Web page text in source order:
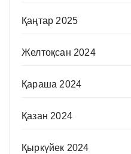
Қаңтар 2025
Желтоқсан 2024
Қараша 2024
Қазан 2024
Қыркүйек 2024